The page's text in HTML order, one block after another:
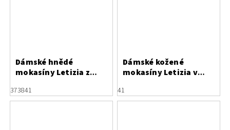
Dámské hnědé
mokasíny Letizia z
kontrastním
prošíváním
373841
Dámské kožené
mokasíny Letizia v
41